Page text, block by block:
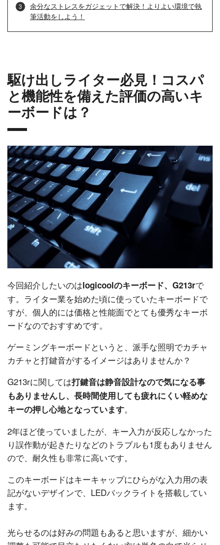
余分なストレスをガジェットで解決！よりよい環境で執
筆活動をしよう！
駆け出しライター必見！コスパ
と機能性を備えた評価の高いキ
ーボードは？
今回紹介したいのはlogicoolのキーボード、G213rで
す。ライター業を始めた頃に使っていたキーボードで
すが、個人的には価格と性能面でとても優秀なキーボ
ードなのでおすすめです。
ゲーミングキーボードというと、派手な照明でカチャ
カチャと打鍵音がするイメージはありませんか？
G213rに関しては打鍵音は静音設計なので気になる事
もありませんし、長時間使用しても疲れにくい軽めな
キーの押し心地となっています。
2年ほど使っていましたが、キー入力が反応しなかった
り誤作動が起きたりなどのトラブルも1度もありません
ので、耐久性も非常に高いです。
このキーボードはキーキャップにひらがな入力用の表
記がないデザインで、LEDバックライトを搭載してい
ます。
光らせるのは好みの問題もあると思いますが、細かい